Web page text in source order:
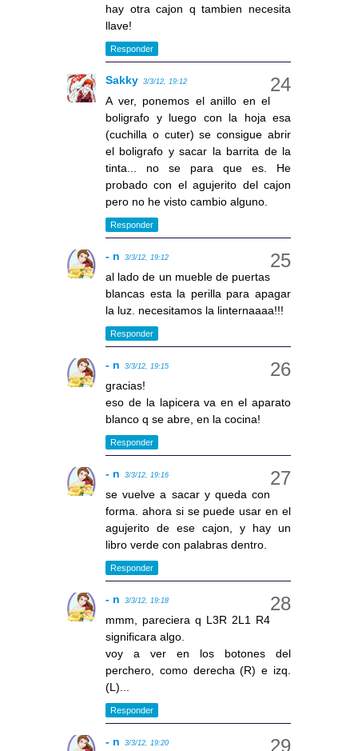
hay otra cajon q tambien necesita
llave!
Responder
Sakky 3/3/12, 19:12
A ver, ponemos el anillo en el
boligrafo y luego con la hoja esa
(cuchilla o cuter) se consigue abrir
el boligrafo y sacar la barrita de la
tinta... no se para que es. He
probado con el agujerito del cajon
pero no he visto cambio alguno.
Responder
- n 3/3/12, 19:12
al lado de un mueble de puertas
blancas esta la perilla para apagar
la luz. necesitamos la linternaaaa!!!
Responder
- n 3/3/12, 19:15
gracias!
eso de la lapicera va en el aparato
blanco q se abre, en la cocina!
Responder
- n 3/3/12, 19:16
se vuelve a sacar y queda con
forma. ahora si se puede usar en el
agujerito de ese cajon, y hay un
libro verde con palabras dentro.
Responder
- n 3/3/12, 19:18
mmm, pareciera q L3R 2L1 R4
significara algo.
voy a ver en los botones del
perchero, como derecha (R) e izq.
(L)...
Responder
- n 3/3/12, 19:20